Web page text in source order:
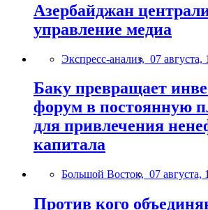
Азербайджан
управление медиа
Экспресс-анализ, 07 августа,
Баку превращает
форум в постоянную
для привлечения
капитала
Большой Восток, 07 августа,
Против кого